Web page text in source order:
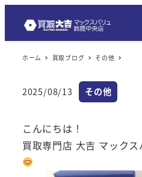
ホーム 買取ブログ その他
投稿日
2025/08/13 カテゴリー
その他
こんにちは！
買取専門店 大吉 マック